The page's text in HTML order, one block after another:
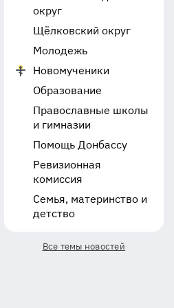
округ
Щёлковский округ
Молодежь
Новомученики
Образование
Православные школы
и гимназии
Помощь Донбассу
Ревизионная
комиссия
Семья, материнство и
детство
Все темы новостей